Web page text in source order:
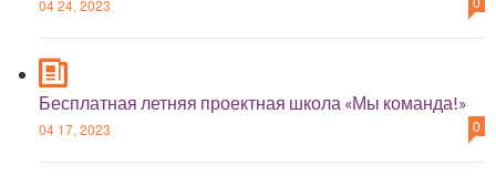
04 24, 2023
Бесплатная летняя проектная школа «Мы команда!»
04 17, 2023 0